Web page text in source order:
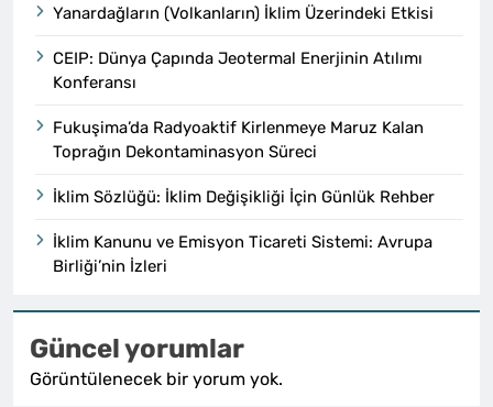
Yanardağların (Volkanların) İklim Üzerindeki Etkisi
CEIP: Dünya Çapında Jeotermal Enerjinin Atılımı
Konferansı
Fukuşima’da Radyoaktif Kirlenmeye Maruz Kalan
Toprağın Dekontaminasyon Süreci
İklim Sözlüğü: İklim Değişikliği İçin Günlük Rehber
İklim Kanunu ve Emisyon Ticareti Sistemi: Avrupa
Birliği’nin İzleri
Güncel yorumlar
Görüntülenecek bir yorum yok.